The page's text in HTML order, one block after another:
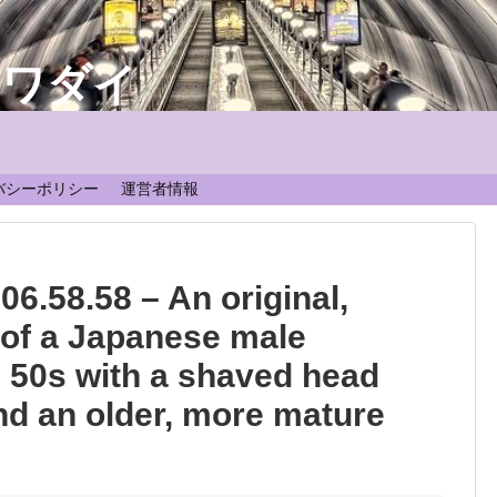
ダイ
シーポリシー 運営者情報
– An original,
a Japanese male
with a shaved head
an older, more mature